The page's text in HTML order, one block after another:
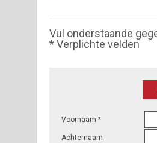
Vul onderstaande
* Verplichte velden
Voornaam *
Achternaam